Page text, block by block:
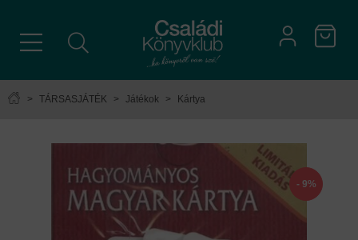
> TÁRSASJÁTÉK > Játékok > Kártya
- 9%